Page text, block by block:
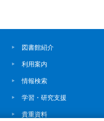
図書館紹介
利用案内
情報検索
学習・研究支援
貴重資料